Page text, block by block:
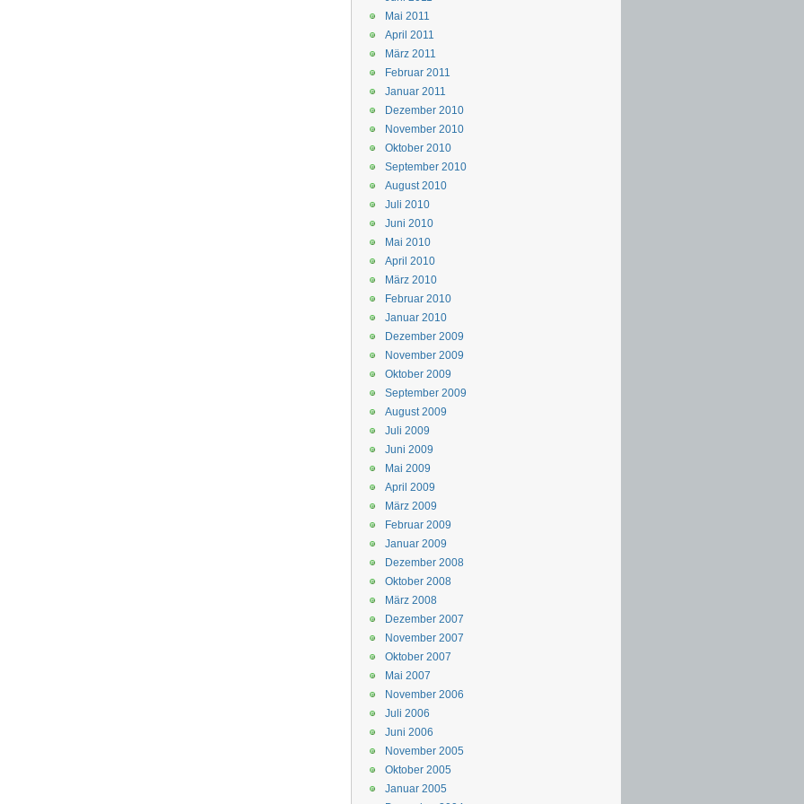
Mai 2011
April 2011
März 2011
Februar 2011
Januar 2011
Dezember 2010
November 2010
Oktober 2010
September 2010
August 2010
Juli 2010
Juni 2010
Mai 2010
April 2010
März 2010
Februar 2010
Januar 2010
Dezember 2009
November 2009
Oktober 2009
September 2009
August 2009
Juli 2009
Juni 2009
Mai 2009
April 2009
März 2009
Februar 2009
Januar 2009
Dezember 2008
Oktober 2008
März 2008
Dezember 2007
November 2007
Oktober 2007
Mai 2007
November 2006
Juli 2006
Juni 2006
November 2005
Oktober 2005
Januar 2005